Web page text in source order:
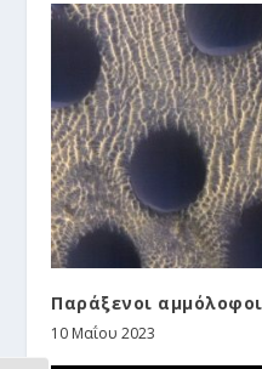
Παράξενοι
10 Μαΐου 2023